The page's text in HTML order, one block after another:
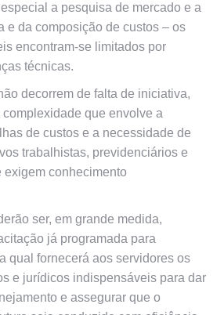
a pesquisa de mercado e a
e da composição de custos – os
encontram-se limitados por
técnicas.
decorrem de falta de iniciativa,
que envolve a
de custos e a necessidade de
trabalhistas, previdenciários e
conhecimento
ser, em grande medida,
já programada para
qual fornecerá aos servidores os
e jurídicos indispensáveis para dar
e assegurar que o